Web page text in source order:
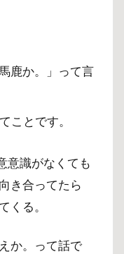
鹿か。」って言
ことです。
意識がなくても
き合ってたら
くる。
か。って話で